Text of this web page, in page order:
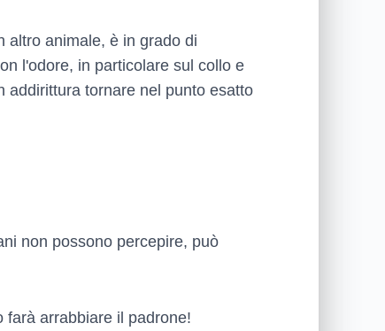
altro animale, è in grado di
l'odore, in particolare sul collo e
addirittura tornare nel punto esatto
non possono percepire, può
farà arrabbiare il padrone!